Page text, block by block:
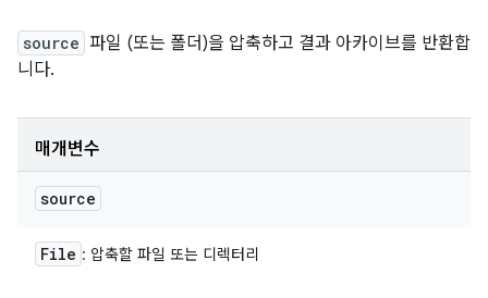
source 파일 (또는 폴더)을 압축하고 결과 아카이브를 반환합
니다.
매개변수
source
File : 압축할 파일 또는 디렉터리